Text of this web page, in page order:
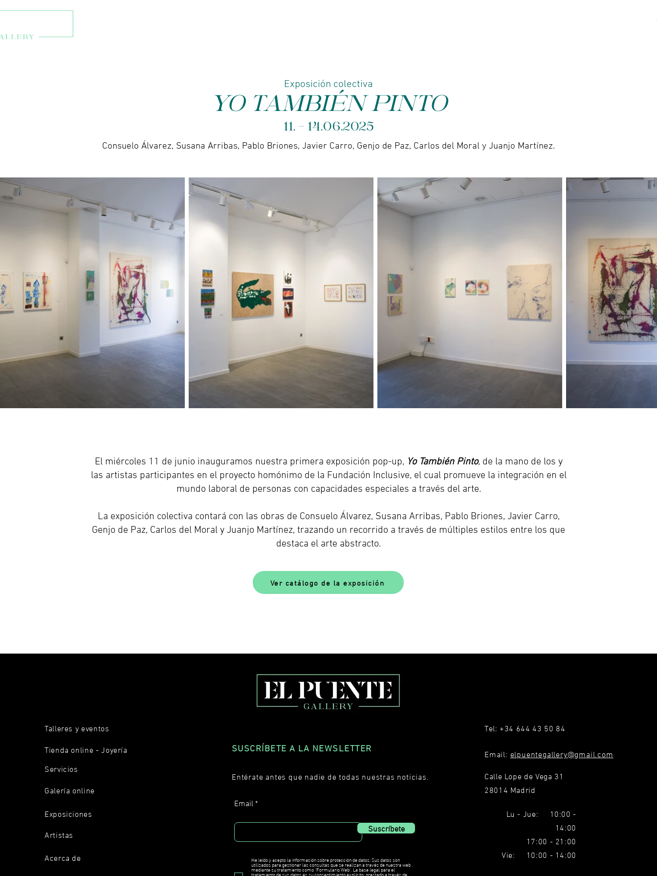
Exposición colectiva
YO TAMBIÉN PINTO
11. - 14.06.2025
Consuelo Álvarez, Susana Arribas, Pablo Briones, Javier Carro, Genjo de Paz, Carlos del Moral y Juanjo Martínez.
El miércoles 11 de junio inauguramos nuestra primera exposición pop-up, Yo También Pinto, de la mano de los y
las artistas participantes en el proyecto homónimo de la Fundación Inclusive, el cual promueve la integración en el
mundo laboral de personas con capacidades especiales a través del arte.
La exposición colectiva contará con las obras de Consuelo Álvarez, Susana Arribas, Pablo Briones, Javier Carro,
Genjo de Paz, Carlos del Moral y Juanjo Martínez, trazando un recorrido a través de múltiples estilos entre los que
destaca el arte abstracto.
Ver catálogo de la exposición
Talleres y eventos
Tienda online - Joyería
Servicios
Galería online
Exposiciones
Artistas
Acerca de
Tel: +34 644 43 50 84
Email: elpuentegallery@gmail.com
Calle Lope de Vega 31
28014 Madrid
Lu - Jue: 10:00 -
14:00
17:00 - 21:00
Vie: 10:00 - 14:00
SUSCRÍBETE A LA NEWSLETTER
Email
Suscríbete
He leído y acepto la información sobre protección de datos: Sus datos son
utilizados para gestionar las consultas que se realizan a través de nuestra web
mediante su tratamiento como "Formulario Web". La base legal para el
tratamiento de sus datos es su consentimiento explícito, prestado a través de
Entérate antes que nadie de todas nuestras noticias.